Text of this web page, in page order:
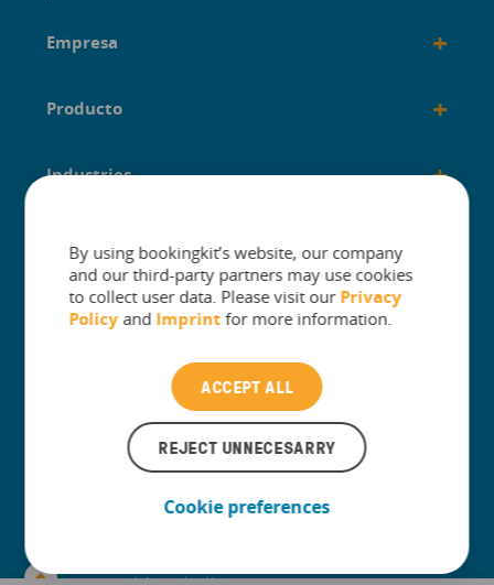
The One Platform for Attractions. Sell
Empresa +
Producto +
Industries +
Construido para
Guías
By using bookingkit’s website, our company
and our third-party partners may use cookies
to collect user data. Please visit our Privacy
Policyand Imprint for more information.
ACCEPT ALL
REJECT UNNECESARRY
Cookie preferences